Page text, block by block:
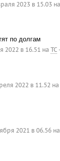
2023 в 15.03 на
по долгам
2022 в 16.51 на TC ·
2022 в 11.52 на
2021 в 06.56на